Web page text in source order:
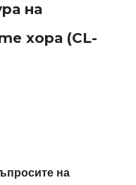
на
хора (CL-
на